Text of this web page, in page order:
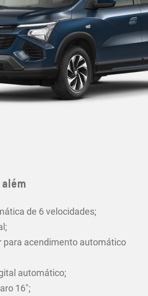
de 6 velocidades;
para acendimento automático
automático;
16";